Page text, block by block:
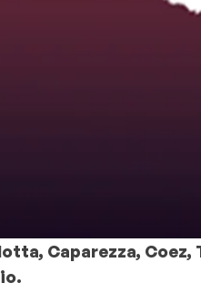
Caparezza,